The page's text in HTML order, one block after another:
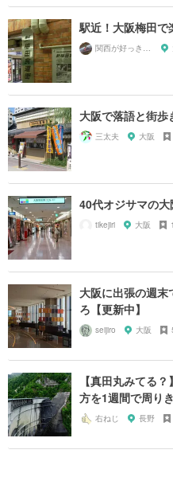
駅近！大阪梅田で
関西が好っきゃねん
大阪で落語と街歩
三太夫 大阪
40代オジサマの
tikejiri 大阪
大阪に出張の週末
ろ【更新中】
seijiro 大阪
【真田丸みてる
方を1週間で周り
右ねじ 長野